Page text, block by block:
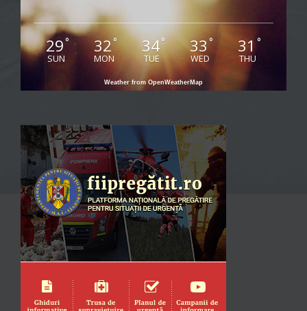
29°
SUN
32°
MON
34°
TUE
33°
WED
31 °
THU
Weather from OpenWeatherMap